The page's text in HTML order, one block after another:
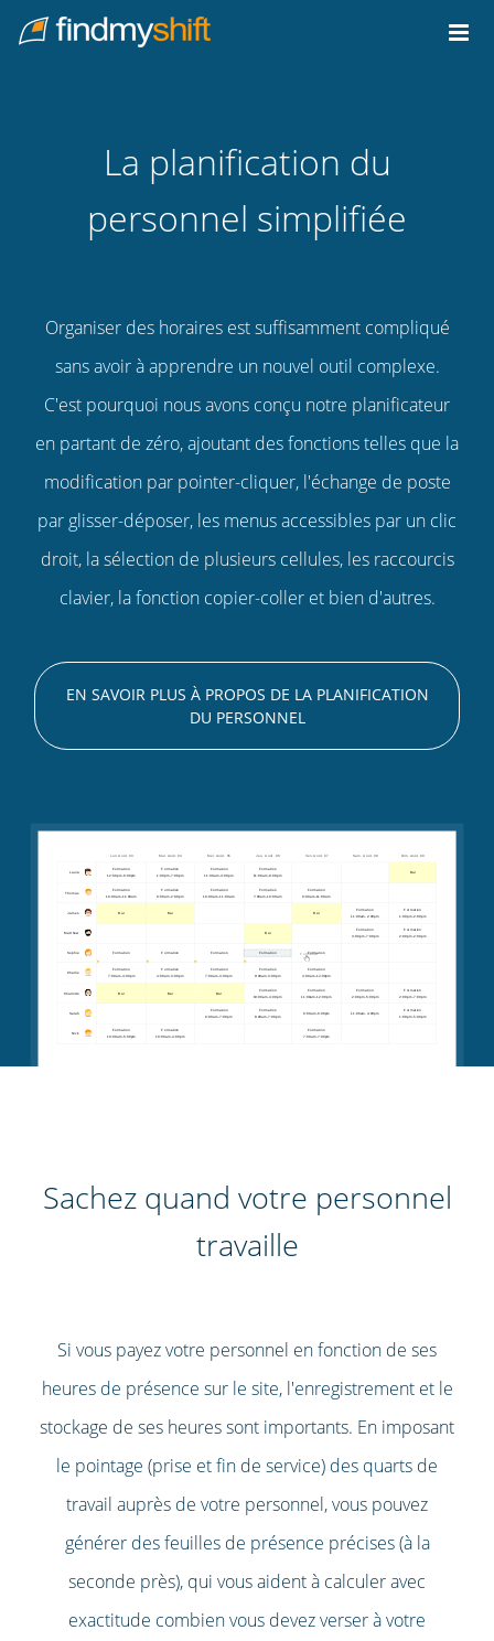
Fixe
La planification du
personnel simplifiée
Organiser des horaires est suffisamment compliqué
sans avoir à apprendre un nouvel outil complexe.
C'est pourquoi nous avons conçu notre planificateur
en partant de zéro, ajoutant des fonctions telles que la
modification par pointer-cliquer, l'échange de poste
par glisser-déposer, les menus accessibles par un clic
droit, la sélection de plusieurs cellules, les raccourcis
clavier, la fonction copier-coller et bien d'autres.
EN SAVOIR PLUS À PROPOS DE LA PLANIFICATION
DU PERSONNEL
Sachez quand votre personnel
travaille
Si vous payez votre personnel en fonction de ses
heures de présence sur le site, l'enregistrement et le
stockage de ses heures sont importants. En imposant
le pointage (prise et fin de service) des quarts de
travail auprès de votre personnel, vous pouvez
générer des feuilles de présence précises (à la
seconde près), qui vous aident à calculer avec
exactitude combien vous devez verser à votre